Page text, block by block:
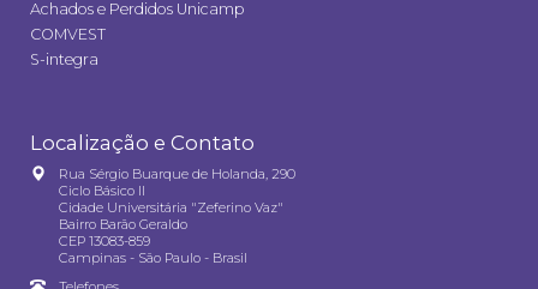
Achados e Perdidos Unicamp
COMVEST
S-integra
Localização e Contato
Rua Sérgio Buarque de Holanda, 290
Ciclo Básico II
Cidade Universitária "Zeferino Vaz"
Bairro Barão Geraldo
CEP 13083-859
Campinas - São Paulo - Brasil